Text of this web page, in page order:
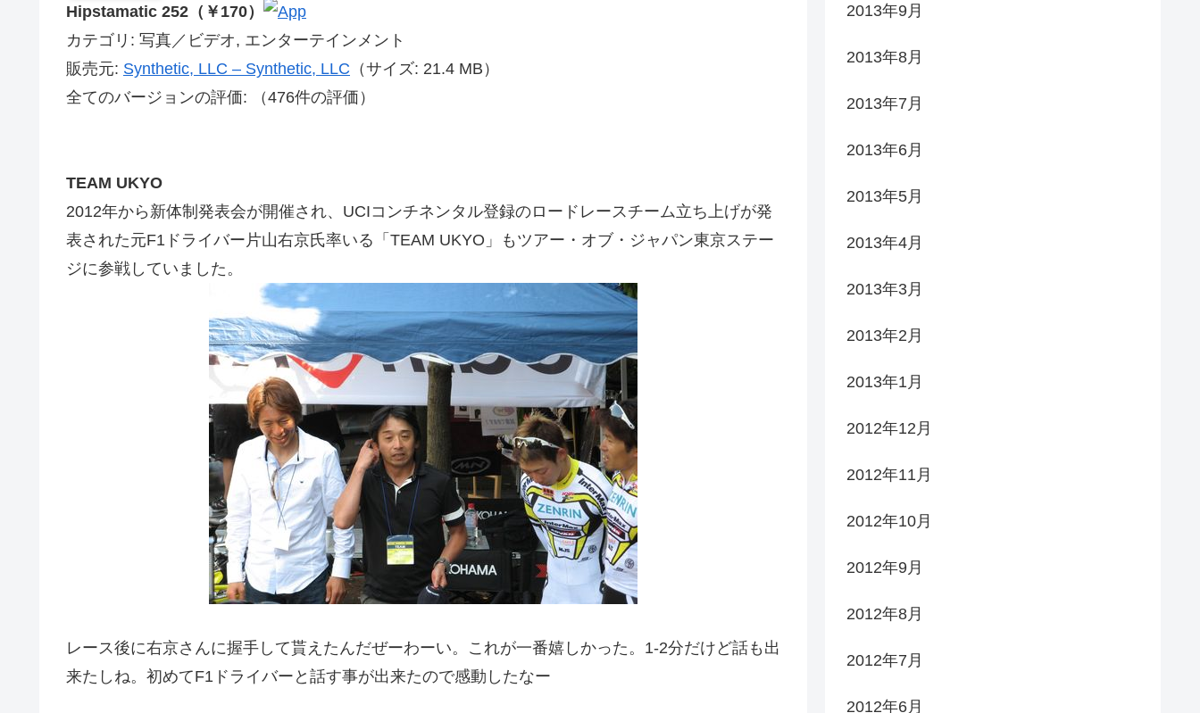
Hipstamatic 252（￥170）
カテゴリ: 写真／ビデオ, エンターテインメント
販売元: Synthetic, LLC – Synthetic, LLC （サイズ: 21.4 MB）
全てのバージョンの評価:
（476件の評価）
TEAM UKYO
2012年から新体制発表会が開催され、UCIコンチネンタル登録のロードレースチーム立ち上げが発
表された元F1ドライバー片山右京氏率いる「TEAM UKYO」もツアー・オブ・ジャパン東京ステー
ジに参戦していました。
レース後に右京さんに握手して貰えたんだぜーわーい。これが一番嬉しかった。1-2分だけど話も出
来たしね。初めてF1ドライバーと話す事が出来たので感動したなー
2013年9月
2013年8月
2013年7月
2013年6月
2013年5月
2013年4月
2013年3月
2013年2月
2013年1月
2012年12月
2012年11月
2012年10月
2012年9月
2012年8月
2012年7月
2012年6月